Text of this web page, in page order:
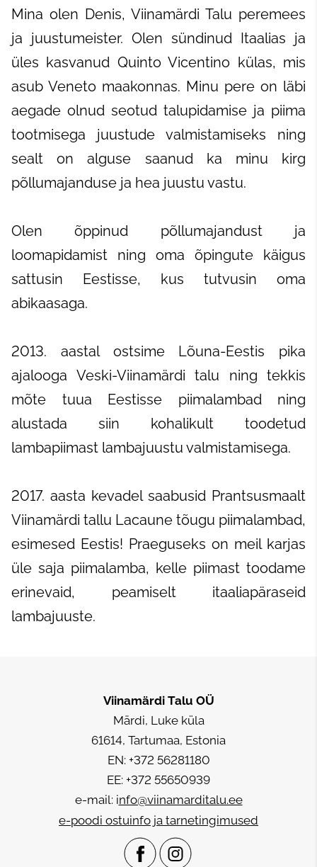
Mina olen Denis, Viinamärdi Talu peremees
ja juustumeister. Olen sündinud Itaalias ja
üles kasvanud Quinto Vicentino külas, mis
asub Veneto maakonnas. Minu pere on läbi
aegade olnud seotud talupidamise ja piima
tootmisega juustude valmistamiseks ning
sealt on alguse saanud ka minu kirg
põllumajanduse ja hea juustu vastu.
Olen õppinud põllumajandust ja
loomapidamist ning oma õpingute käigus
sattusin Eestisse, kus tutvusin oma
abikaasaga.
2013. aastal ostsime Lõuna-Eestis pika
ajalooga Veski-Viinamärdi talu ning tekkis
mõte tuua Eestisse piimalambad ning
alustada siin kohalikult toodetud
lambapiimast lambajuustu valmistamisega.
2017. aasta kevadel saabusid Prantsusmaalt
Viinamärdi tallu Lacaune tõugu piimalambad,
esimesed Eestis! Praeguseks on meil karjas
üle saja piimalamba, kelle piimast toodame
erinevaid, peamiselt itaaliapäraseid
lambajuuste.
Viinamärdi Talu OÜ
Märdi, Luke küla
61614, Tartumaa, Estonia
EN: +372 56281180
EE: +372 55650939
e-mail: info@viinamarditalu.ee
e-poodi ostuinfo ja tarnetingimused